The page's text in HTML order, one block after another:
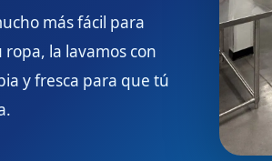
más fácil para
la lavamos con
y fresca para que tú